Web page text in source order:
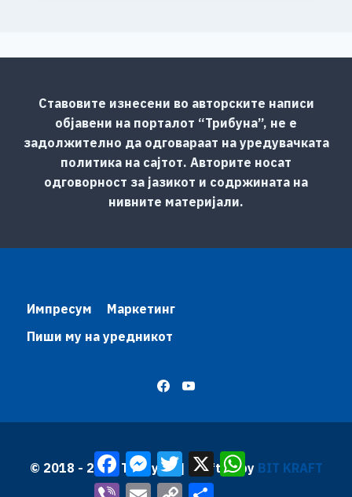
Ставовите изнесени во авторските написи
објавени на порталот “Трибуна”, не е
задолжително да одговараат на уредувачката
политика на сајтот. Авторите носат
одговорност за јазикот и содржината на
нивните материјали.
Импресум
Маркетинг
Пиши му на уредникот
© 2018 - 2026 Трибуна | Krafted by BIT KRAFT
FacebookMessenger
TwitterX
Viber
Email Copy